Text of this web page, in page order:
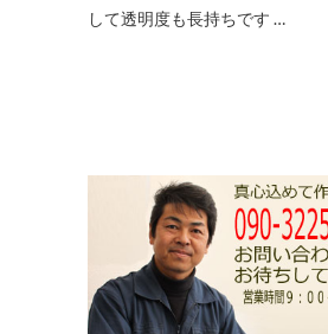
して透明度も長持ちです …